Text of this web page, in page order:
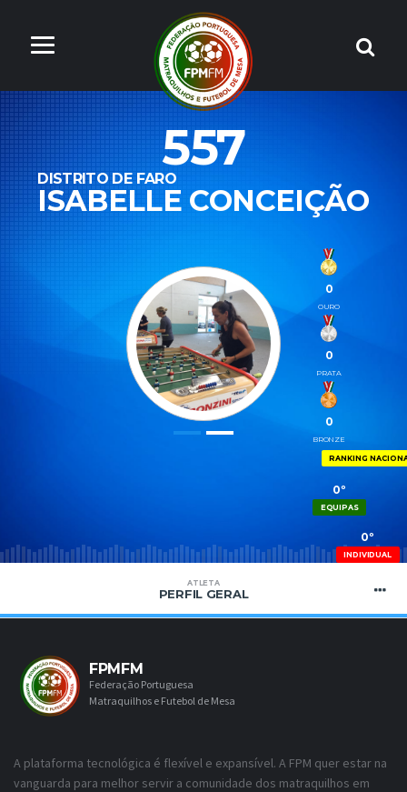
557
DISTRITO DE FARO
ISABELLE CONCEIÇÃO
0
OURO
0
PRATA
0
BRONZE
RANKING
0º
EQUIPAS
0º
INDIVIDUAL
ATLETA
PERFIL GERAL
FPMFM
Federação Portuguesa
Matraquilhos e Futebol de Mesa
A plataforma tecnológica é flexível e expansível. A FPM quer estar na
vanguarda para melhor servir a comunidade dos matraquilhos em